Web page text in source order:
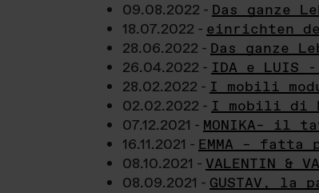
09.08.2022 - Das ganze
18.07.2022 - einrichten
28.06.2022 - Das ganze
26.04.2022 - IDA e LUIS
28.02.2022 - I mobili
02.02.2022 - I mobili di
07.12.2021 - MONIKA– il
16.11.2021 - EMMA –
08.10.2021 - VALENTIN &
08.09.2021 - GUSTAV,